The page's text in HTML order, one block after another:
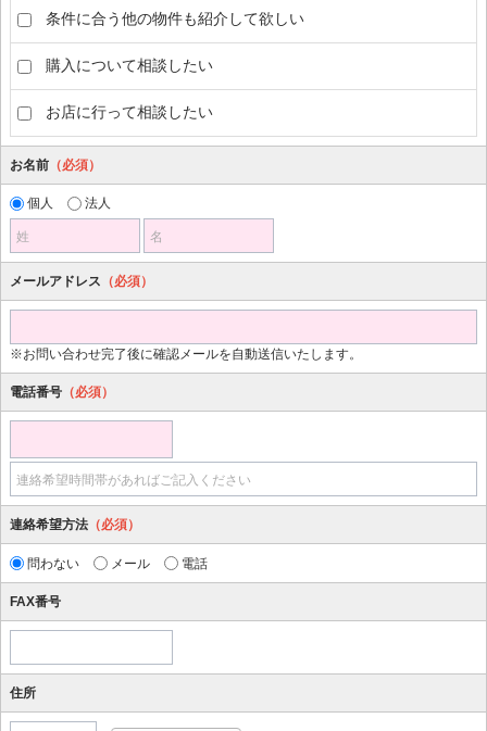
条件に合う他の物件も紹介して欲しい
購入について相談したい
お店に行って相談したい
お名前 （必須）
個人 法人
姓 名
メールアドレス （必須）
※お問い合わせ完了後に確認メールを自動送信いたします。
電話番号 （必須）
連絡希望時間帯があればご記入ください
連絡希望方法 （必須）
問わない メール 電話
FAX番号
住所